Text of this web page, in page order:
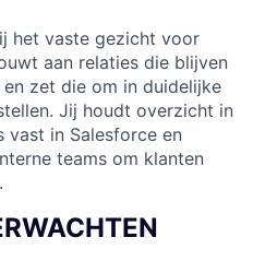
het vaste gezicht voor
aan relaties die blijven
zet die om in duidelijke
Jij houdt overzicht in
vast in Salesforce en
teams om klanten